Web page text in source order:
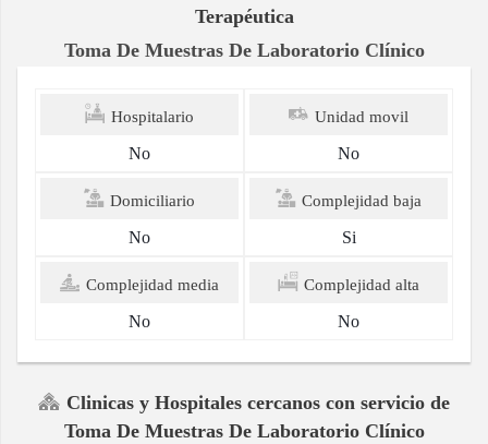
Terapéutica
Toma De Muestras De Laboratorio Clínico
Hospitalario
No
Unidad movil
No
Domiciliario
No
Complejidad baja
Si
Complejidad media
No
Complejidad alta
No
Clinicas y Hospitales cercanos con servicio de
Toma De Muestras De Laboratorio Clínico